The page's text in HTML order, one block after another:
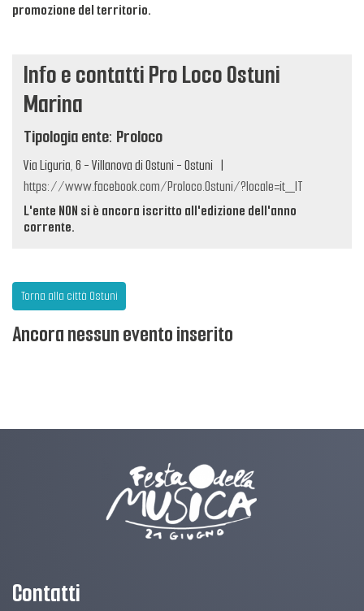
promozione del territorio.
Info e contatti Pro Loco Ostuni
Marina
Tipologia ente: Proloco
Via Liguria, 6 - Villanova di Ostuni - Ostuni |
https://www.facebook.com/Proloco.Ostuni/?locale=it_IT
L'ente NON si è ancora iscritto all'edizione dell'anno
corrente.
Torna alla città Ostuni
Ancora nessun evento inserito
Contatti